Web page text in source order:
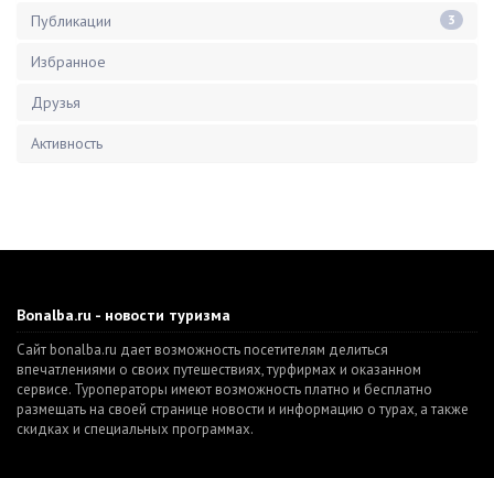
Публикации 3
Избранное
Друзья
Активность
Bonalba.ru - новости туризма
Сайт bonalba.ru дает возможность посетителям делиться
впечатлениями о своих путешествиях, турфирмах и оказанном
сервисе. Туроператоры имеют возможность платно и бесплатно
размещать на своей странице новости и информацию о турах, а также
скидках и специальных программах.